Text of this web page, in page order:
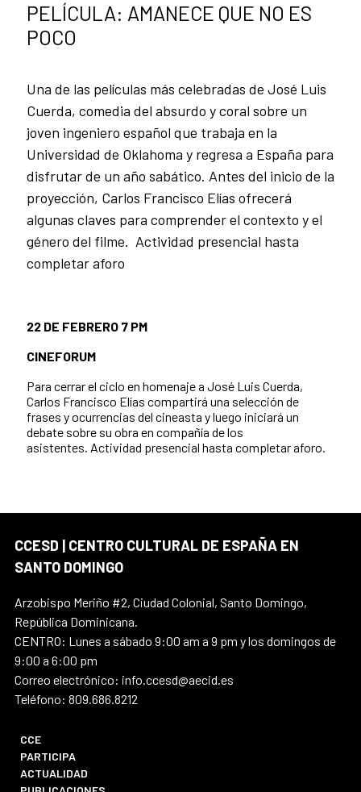
PELÍCULA: AMANECE QUE NO ES
POCO
Una de las películas más celebradas de José Luis
Cuerda, comedia del absurdo y coral sobre un
joven ingeniero español que trabaja en la
Universidad de Oklahoma y regresa a España para
disfrutar de un año sabático. Antes del inicio de la
proyección, Carlos Francisco Elías ofrecerá
algunas claves para comprender el contexto y el
género del filme. Actividad presencial hasta
completar aforo
22 DE FEBRERO 7 PM
CINEFORUM
Para cerrar el ciclo en homenaje a José Luis Cuerda,
Carlos Francisco Elías compartirá una selección de
frases y ocurrencias del cineasta y luego iniciará un
debate sobre su obra en compañía de los
asistentes. Actividad presencial hasta completar aforo.
CCESD | CENTRO CULTURAL DE ESPAÑA EN
SANTO DOMINGO
Arzobispo Meriño #2, Ciudad Colonial, Santo Domingo,
República Dominicana.
CENTRO: Lunes a sábado 9:00 am a 9 pm y los domingos de
9:00 a 6:00 pm
Correo electrónico: info.ccesd@aecid.es
Teléfono: 809.686.8212
CCE
PARTICIPA
ACTUALIDAD